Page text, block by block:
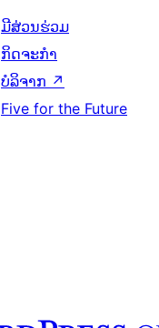
ມີສ່ວນຮ່ວມ
ກິດຈະກຳ
ບໍລິຈາກ ↗
Five for the Future